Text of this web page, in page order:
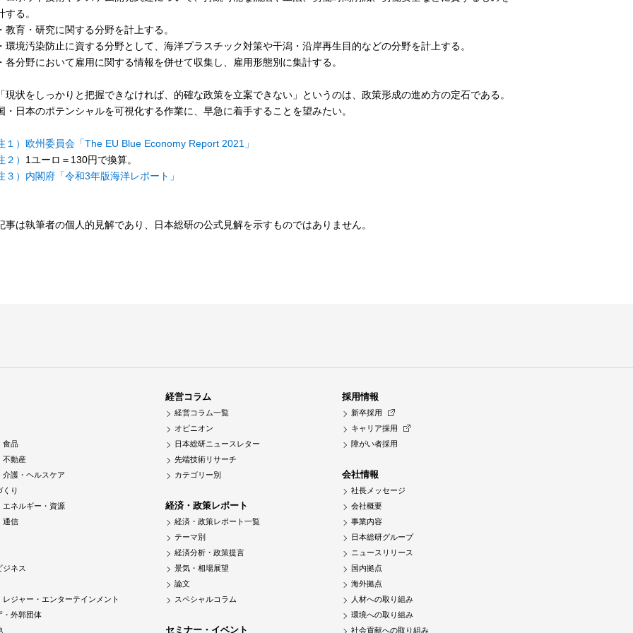
する。
育・研究に関する分野を計上する。
境汚染防止に資する分野として、海洋プラスチック対策や干潟・沿岸再生目的などの分野を計上する。
分野において雇用に関する情報を併せて収集し、雇用形態別に集計する。
状をしっかりと把握できなければ、的確な政策を立案できない」というのは、政策形成の進め方の定石である。
・日本のポテンシャルを可視化する作業に、早急に着手することを望みたい。
１） 欧州委員会「The EU Blue Economy Report 2021」
２） 1ユーロ＝130円で換算。
３） 内閣府「令和3年版海洋レポート」
事は執筆者の個人的見解であり、日本総研の公式見解を示すものではありません。
食品
不動産
介護・ヘルスケア
くり
エネルギー・資源
通信
ジネス
レジャー・エンターテインメント
・外郭団体
経営コラム
経営コラム一覧
オピニオン
日本総研ニュースレター
先端技術リサーチ
カテゴリー別
経済・政策レポート
経済・政策レポート一覧
テーマ別
経済分析・政策提言
景気・相場展望
論文
スペシャルコラム
セミナー・イベント
採用情報
新卒採用
キャリア採用
障がい者採用
会社情報
社長メッセージ
会社概要
事業内容
日本総研グループ
ニュースリリース
国内拠点
海外拠点
人材への取り組み
環境への取り組み
社会貢献への取り組み